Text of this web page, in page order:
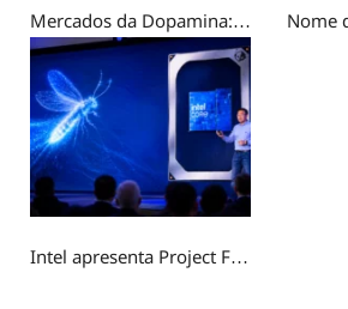
Mercados da Dopamina: Por que a Geração Z busca recompensa em experiências fictícias?
Intel apresenta Project Firefly para competir com o MacBook Neo